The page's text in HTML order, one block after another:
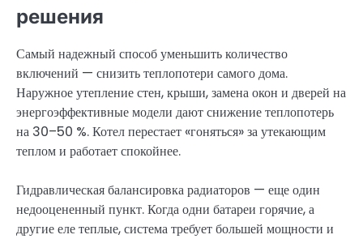
решения
Самый надежный способ уменьшить количество
включений — снизить теплопотери самого дома.
Наружное утепление стен, крыши, замена окон и дверей на
энергоэффективные модели дают снижение теплопотерь
на 30–50 %. Котел перестает «гоняться» за утекающим
теплом и работает спокойнее.
Гидравлическая балансировка радиаторов — еще один
недооцененный пункт. Когда одни батареи горячие, а
другие еле теплые, система требует большей мощности и